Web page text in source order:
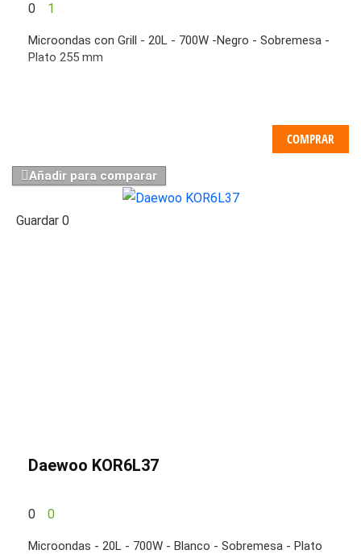
0 1
Microondas con Grill - 20L - 700W -Negro - Sobremesa -
Plato 255 mm
COMPRAR
Añadir para comparar
Guardar 0
Daewoo KOR6L37
0 0
Microondas - 20L - 700W - Blanco - Sobremesa - Plato